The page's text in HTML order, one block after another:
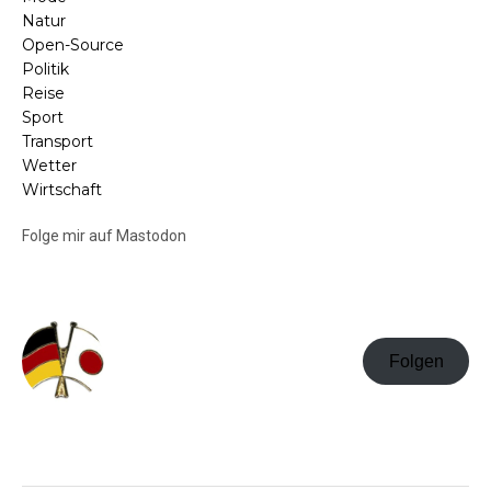
Natur
Open-Source
Politik
Reise
Sport
Transport
Wetter
Wirtschaft
Folge mir auf Mastodon
Folgen